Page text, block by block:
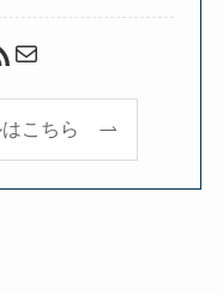
ドメール
こちら